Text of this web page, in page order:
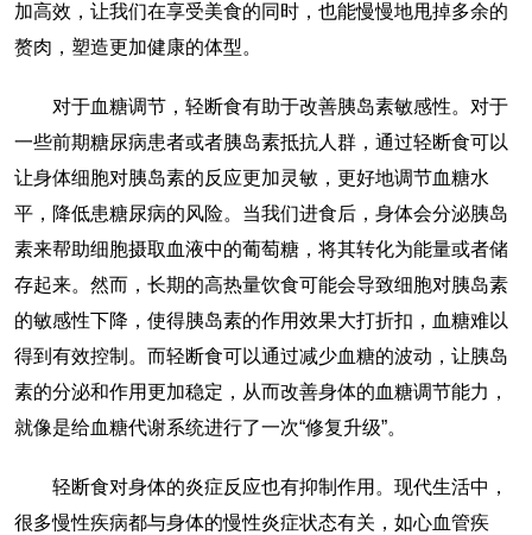
加高效，让我们在享受美食的同时，也能慢慢地甩掉多余的
赘肉，塑造更加健康的体型。
对于血糖调节，轻断食有助于改善胰岛素敏感性。对于
一些前期糖尿病患者或者胰岛素抵抗人群，通过轻断食可以
让身体细胞对胰岛素的反应更加灵敏，更好地调节血糖水
平，降低患糖尿病的风险。当我们进食后，身体会分泌胰岛
素来帮助细胞摄取血液中的葡萄糖，将其转化为能量或者储
存起来。然而，长期的高热量饮食可能会导致细胞对胰岛素
的敏感性下降，使得胰岛素的作用效果大打折扣，血糖难以
得到有效控制。而轻断食可以通过减少血糖的波动，让胰岛
素的分泌和作用更加稳定，从而改善身体的血糖调节能力，
就像是给血糖代谢系统进行了一次“修复升级”。
轻断食对身体的炎症反应也有抑制作用。现代生活中，
很多慢性疾病都与身体的慢性炎症状态有关，如心血管疾